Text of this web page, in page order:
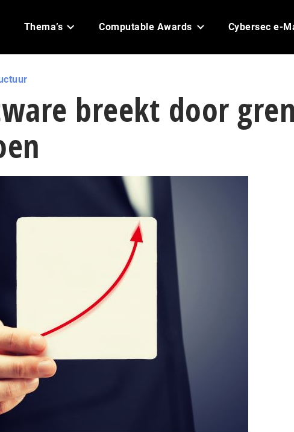
Thema’s Computable Awards Cybersec e-
breekt door